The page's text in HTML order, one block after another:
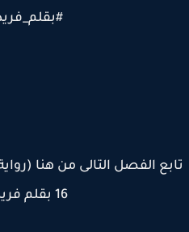
الفصل التالى من هنا